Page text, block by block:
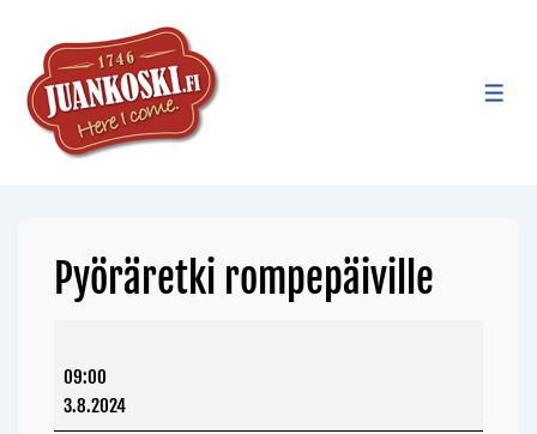
Pyöräretki rompepäiville
09:00
3.8.2024